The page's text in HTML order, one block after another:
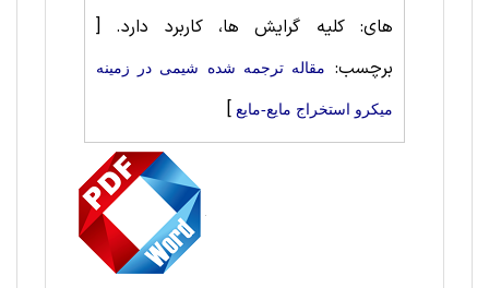
های: کلیه گرایش ها، کاربرد دارد. [
برچسب:
مقاله ترجمه شده شيمی در زمینه
میکرو استخراج مایع-مایع ]